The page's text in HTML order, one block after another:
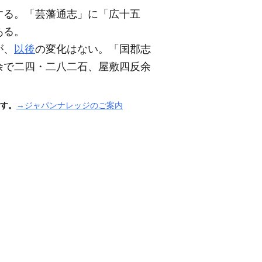
る。「芸藩通志」に「広十五
。
以後の変化はない。「国郡志
二四・二八二石、屋敷四反余
。 →ジャパンナレッジのご案内